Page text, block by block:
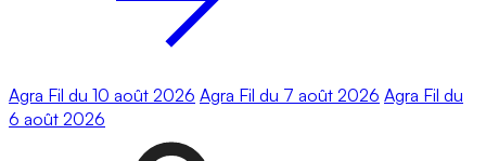
Agra Fil du 10 août 2026 Agra Fil du 7 août 2026 Agra Fil du
6 août 2026